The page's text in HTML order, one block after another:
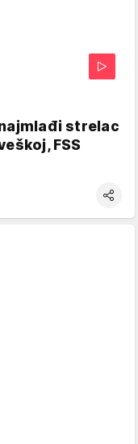
strelac
FSS